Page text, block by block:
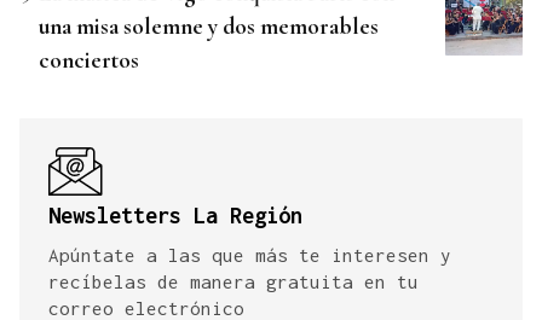
una misa solemne y dos memorables
conciertos
Newsletters La Región
Apúntate a las que más te interesen y
recíbelas de manera gratuita en tu
correo electrónico